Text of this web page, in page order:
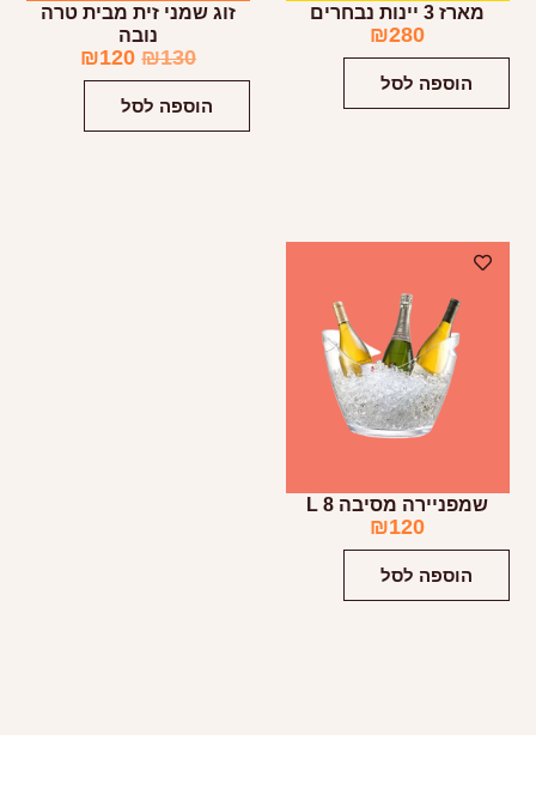
מארז 3 יינות נבחרים
₪280
הוספה לסל
זוג שמני זית מבית טרה
נובה
₪130
₪120
הוספה לסל
שמפניירה מסיבה 8 L
₪120
הוספה לסל